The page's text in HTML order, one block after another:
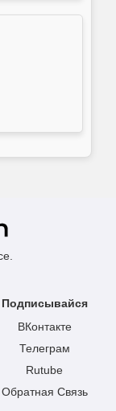
Подписывайся
ВКонтакте
Телеграм
Rutube
Обратная Связь